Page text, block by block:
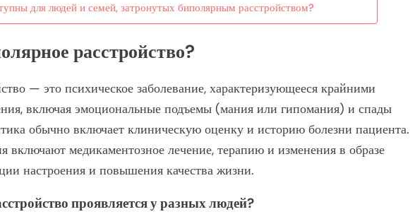
для людей и семей, затронутых биполярным расстройством?
расстройство?
— это психическое заболевание, характеризующееся крайними
включая эмоциональные подъемы (мания или гипомания) и спады
обычно включает клиническую оценку и историю болезни пациента.
включают медикаментозное лечение, терапию и изменения в образе
настроения и повышения качества жизни.
проявляется у разных людей?